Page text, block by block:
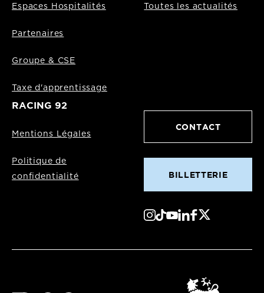
Espaces Hospitalités
Partenaires
Groupe & CSE
Taxe d'apprentissage
Toutes les actualités
RACING 92
Mentions Légales
Politique de
confidentialité
CONTACT
BILLETTERIE